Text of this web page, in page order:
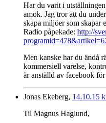
Har du varit i
amok. Jag tror att du
skapa miljöer som skapar
Radio påpekade: http://
Men kanske har du ändå
kommersiell varelse,
är anställd av facebook
Jonas Ekeberg, 14.10.15
Til Magnus Haglund,